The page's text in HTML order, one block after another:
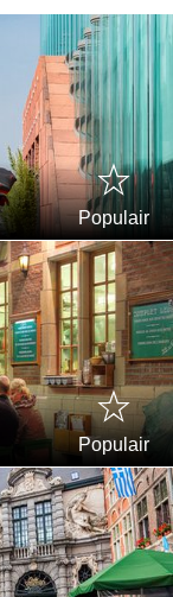
Populair
Populair